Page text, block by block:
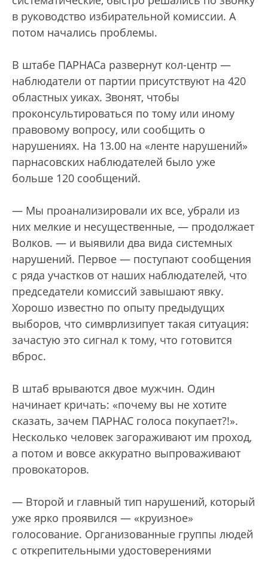
в руководство избирательной комиссии. А
потом начались проблемы.
В штабе ПАРНАСа развернут кол-центр —
наблюдатели от партии присутствуют на 420
областных уиках. Звонят, чтобы
проконсультироваться по тому или иному
правовому вопросу, или сообщить о
нарушениях. На 13.00 на «ленте нарушений»
парнасовских наблюдателей было уже
больше 120 сообщений.
— Мы проанализировали их все, убрали из
них мелкие и несущественные, — продолжает
Волков. — и выявили два вида системных
нарушений. Первое — поступают сообщения
с ряда участков от наших наблюдателей, что
председатели комиссий завышают явку.
Хорошо известно по опыту предыдущих
выборов, что симврлизипует такая ситуация:
зачастую это сигнал к тому, что готовится
вброс.
В штаб врываются двое мужчин. Один
начинает кричать: «почему вы не хотите
сказать, зачем ПАРНАС голоса покупает?!».
Несколько человек загораживают им проход,
а потом и вовсе аккуратно выпроваживают
провокаторов.
— Второй и главный тип нарушений, который
уже ярко проявился — «круизное»
голосование. Организованные группы людей
с открепительными удостоверениями